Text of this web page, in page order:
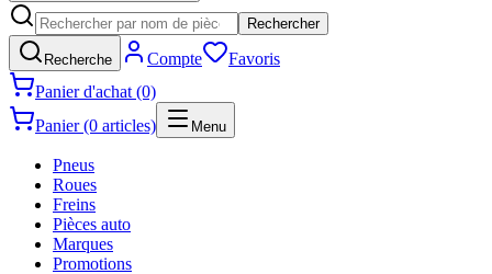
Rechercher
Recherche Compte
Favoris
Panier d'achat (0)
Panier (0 articles)
Menu
Pneus
Roues
Freins
Pièces auto
Marques
Promotions